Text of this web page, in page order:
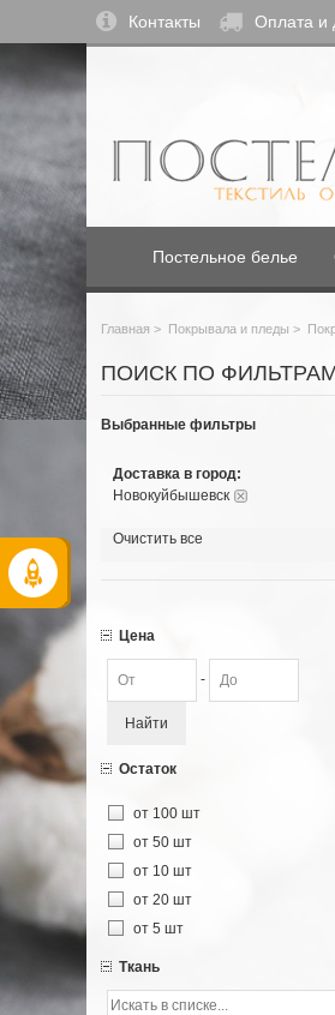
Контакты Оплата и
Постельное белье
Главная > Покрывала и пледы >
ПОИСК ПО
Выбранные фильтры
Доставка в город:
Новокуйбышевск
Очистить все
Цена
-
Найти
Остаток
от 100 шт
от 50 шт
от 10 шт
от 20 шт
от 5 шт
Ткань